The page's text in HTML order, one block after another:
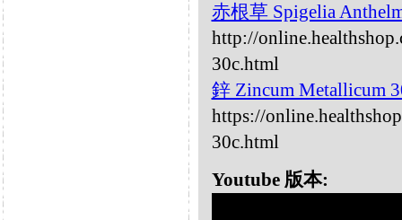
赤根草 Spigelia
http://
30c.html
鋅 Zincum Metallicum
https://
30c.html
Youtube 版本: